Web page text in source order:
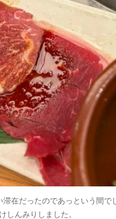
滞在だったのであっという間
しんみりしました。